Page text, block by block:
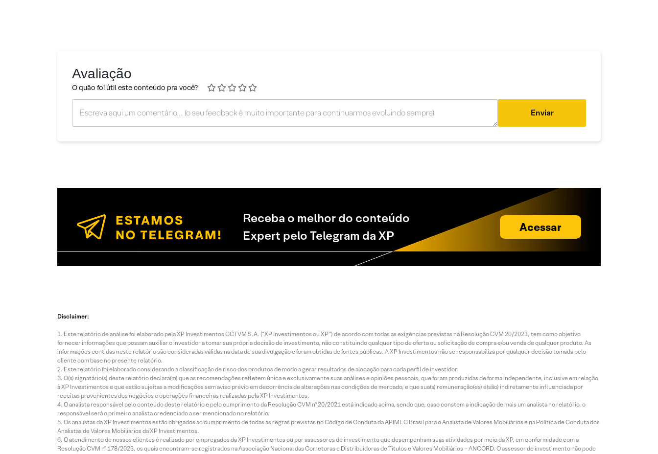
Avaliação
O quão foi útil este conteúdo pra você?
Enviar
Receba o melhor do conteúdo
Expert pelo Telegram da XP
Acessar
Disclaimer:
Este relatório de análise foi elaborado pela XP Investimentos CCTVM S.A. (“XP Investimentos ou XP”) de acordo com todas as exigências previstas na Resolução CVM 20/2021, tem como objetivo
fornecer informações que possam auxiliar o investidor a tomar sua própria decisão de investimento, não constituindo qualquer tipo de oferta ou solicitação de compra e/ou venda de qualquer produto. As
informações contidas neste relatório são consideradas válidas na data de sua divulgação e foram obtidas de fontes públicas. A XP Investimentos não se responsabiliza por qualquer decisão tomada pelo
cliente com base no presente relatório.
Este relatório foi elaborado considerando a classificação de risco dos produtos de modo a gerar resultados de alocação para cada perfil de investidor.
O(s) signatário(s) deste relatório declara(m) que as recomendações refletem única e exclusivamente suas análises e opiniões pessoais, que foram produzidas de forma independente, inclusive em relação
à XP Investimentos e que estão sujeitas a modificações sem aviso prévio em decorrência de alterações nas condições de mercado, e que sua(s) remuneração(es) é(são) indiretamente influenciada por
receitas provenientes dos negócios e operações financeiras realizadas pela XP Investimentos.
O analista responsável pelo conteúdo deste relatório e pelo cumprimento da Resolução CVM nº 20/2021 está indicado acima, sendo que, caso constem a indicação de mais um analista no relatório, o
responsável será o primeiro analista credenciado a ser mencionado no relatório.
Os analistas da XP Investimentos estão obrigados ao cumprimento de todas as regras previstas no Código de Conduta da APIMEC Brasil para o Analista de Valores Mobiliários e na Política de Conduta dos
Analistas de Valores Mobiliários da XP Investimentos.
O atendimento de nossos clientes é realizado por empregados da XP Investimentos ou por assessores de investimento que desempenham suas atividades por meio da XP, em conformidade com a
Resolução CVM nº 178/2023, os quais encontram-se registrados na Associação Nacional das Corretoras e Distribuidoras de Títulos e Valores Mobiliários – ANCORD. O assessor de investimento não pode